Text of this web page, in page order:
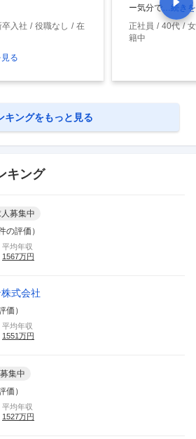
卒入社 役職なし
在
る
ー気分で…続き
正社員
40代
籍中
キングをもっと見る
キング
募集中
の評価）
平均年収
1567万円
式会社
価）
平均年収
1551 万円
集中
価）
平均年収
1527万円